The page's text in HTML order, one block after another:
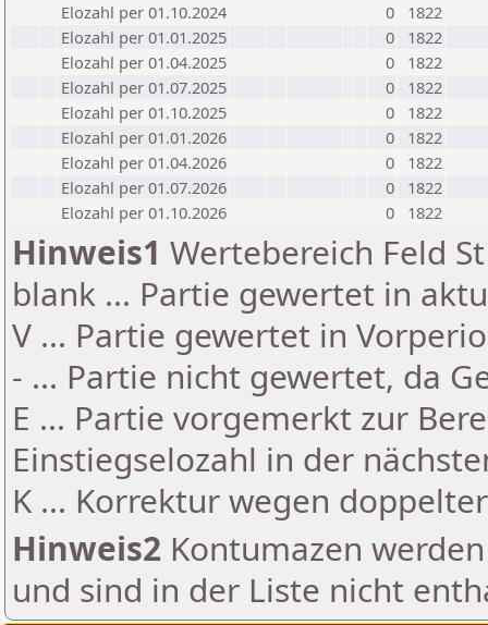
Elozahl per 01.10.2024
0
1822
Elozahl per 01.01.2025
0
1822
Elozahl per 01.04.2025
0
1822
Elozahl per 01.07.2025
0
1822
Elozahl per 01.10.2025
0
1822
Elozahl per 01.01.2026
0
1822
Elozahl per 01.04.2026
0
1822
Elozahl per 01.07.2026
0
1822
Elozahl per 01.10.2026
0 1822
Hinweis1 Wertebereich Feld
blank ... Partie gewertet in
V ... Partie gewertet in
- ... Partie nicht gewertet, da
E ... Partie vorgemerkt zur
Einstiegselozahl in der
K ... Korrektur wegen
Hinweis2 Kontumazen
und sind in der Liste nicht